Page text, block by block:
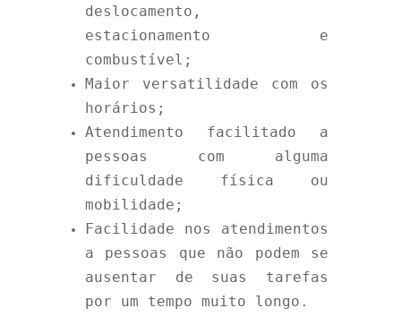
deslocamento,
estacionamento e
combustível;
Maior versatilidade com os
horários;
Atendimento facilitado a
pessoas com alguma
dificuldade física ou
mobilidade;
Facilidade nos atendimentos
a pessoas que não podem se
ausentar de suas tarefas
por um tempo muito longo.